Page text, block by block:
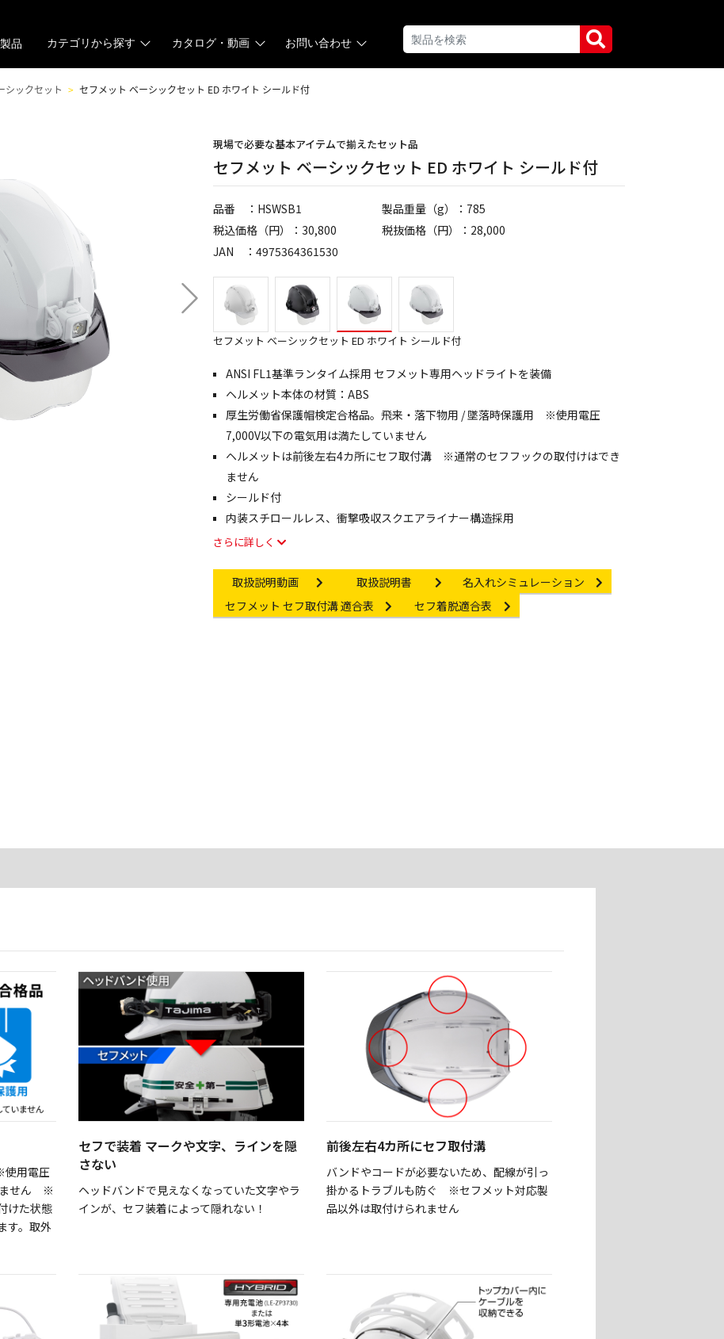
品 カテゴリから探す カタログ・動画 お問い合わせ
シックセット セフメット ベーシックセット ED ホワイト シールド付
像・動画を見る
現場で必要な基本アイテムで揃えたセット品
セフメット ベーシックセット ED ホワイト シールド付
品番 ：HSWSB1
製品重量（g）：785
税込価格（円）：30,800
税抜価格（円）：28,000
JAN ：4975364361530
セフメット ベーシックセット ED ホワイト シールド付
ANSI FL1基準ランタイム採用 セフメット専用ヘッドライトを装備
ヘルメット本体の材質：ABS
厚生労働省保護帽検定合格品。飛来・落下物用 / 墜落時保護用 ※使用電圧
7,000V以下の電気用は満たしていません
ヘルメットは前後左右4カ所にセフ取付溝 ※通常のセフフックの取付けはでき
ません
シールド付
内装スチロールレス、衝撃吸収スクエアライナー構造採用
さらに詳しく
Instruction video
取扱説明動画 Instruction manual
取扱説明書 Other link
名入れシミュレーション
Other link
セフメット セフ取付溝 適合表 Other link
セフ着脱適合表
用電圧
ません ※
けた状態
す。取外
セフで装着 マークや文字、ラインを隠
さない
ヘッドバンドで見えなくなっていた文字やラ
インが、セフ装着によって隠れない！
前後左右4カ所にセフ取付溝
バンドやコードが必要ないため、配線が引っ
掛かるトラブルも防ぐ ※セフメット対応製
品以外は取付けられません